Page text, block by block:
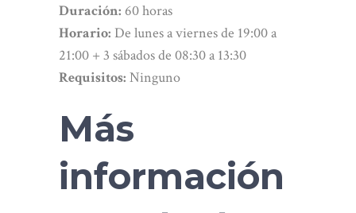
Duración: 60 horas
Horario: De lunes a viernes de 19:00 a
21:00 + 3 sábados de 08:30 a 13:30
Requisitos: Ninguno
Más
información